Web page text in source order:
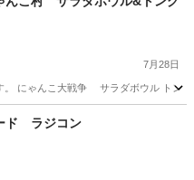
7月28日
。 にゃんこ大戦争 サラダボウル トング
食器ド ラジコン